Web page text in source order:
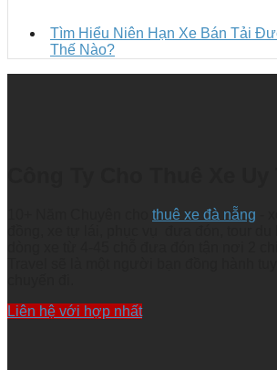
Tìm Hiểu Niên Hạn Xe Bán Tải
Thế Nào?
thuê xe đà nẵng
Liên hệ với hợp nhất